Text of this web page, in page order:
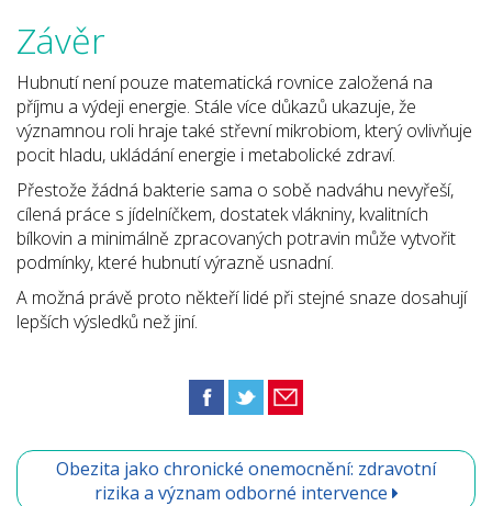
Závěr
Hubnutí není pouze matematická rovnice založená na
příjmu a výdeji energie. Stále více důkazů ukazuje, že
významnou roli hraje také střevní mikrobiom, který ovlivňuje
pocit hladu, ukládání energie i metabolické zdraví.
Přestože žádná bakterie sama o sobě nadváhu nevyřeší,
cílená práce s jídelníčkem, dostatek vlákniny, kvalitních
bílkovin a minimálně zpracovaných potravin může vytvořit
podmínky, které hubnutí výrazně usnadní.
A možná právě proto někteří lidé při stejné snaze dosahují
lepších výsledků než jiní.
Obezita jako chronické onemocnění: zdravotní
rizika a význam odborné intervence